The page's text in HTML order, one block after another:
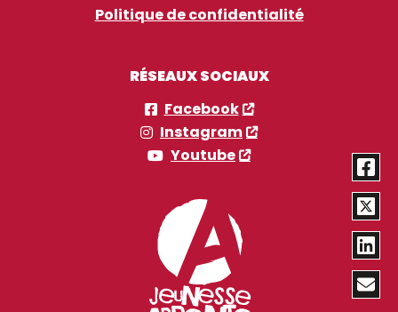
Politique de confidentialité
RÉSEAUX SOCIAUX
Facebook
Instagram
Youtube